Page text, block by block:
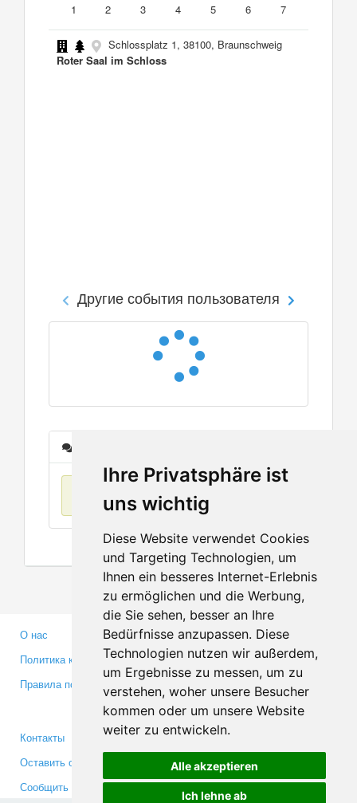
Ihre Privatsphäre ist
uns wichtig
Diese Website verwendet Cookies
und Targeting Technologien, um
Ihnen ein besseres Internet-Erlebnis
zu ermöglichen und die Werbung,
die Sie sehen, besser an Ihre
Bedürfnisse anzupassen. Diese
Technologien nutzen wir außerdem,
um Ergebnisse zu messen, um zu
verstehen, woher unsere Besucher
kommen oder um unsere Website
weiter zu entwickeln.
Alle akzeptieren
Ich lehne ab
1
2 3 4 5 6 7
Schlossplatz 1, 38100, Braunschweig
Roter Saal im Schloss
Другие события пользователя
О нас
Политика конфиденциальности
Правила пользования
Партнерам
Инвесторам
Медиа
Контакты
Оставить отзыв
Сообщить об ошибке
Facebook
Twitter
YouTube